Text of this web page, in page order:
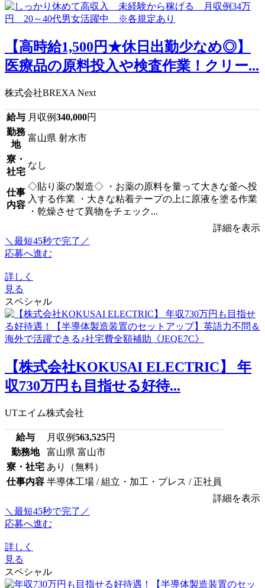
【高時給1,500円★休日出勤少なめ◎】
医療品の原料投入や検査作業！クリー...
株式会社BREXA Next
給与 月収例340,000円
勤務
地
富山県 射水市
寮・
社宅
なし
仕事
内容
◇貼り薬の製造◇ ・お薬の原料を量って大きな釜へ投
入する作業 ・大きな粘着テープの上に原液を塗る作業
・乾燥させて異物をチェック...
詳細を表示
＼最短45秒で完了／
応募へ進む
詳しく
見る
スペシャル
【株式会社KOKUSAI ELECTRIC】 年
収730万円も目指せる好待...
UTエイム株式会社
給与 月収例563,525円
勤務地
富山県 富山市
寮・社宅 あり（無料）
仕事内容 半導体工場 / 組立・加工・プレス / 正社員
詳細を表示
＼最短45秒で完了／
応募へ進む
詳しく
見る
スペシャル